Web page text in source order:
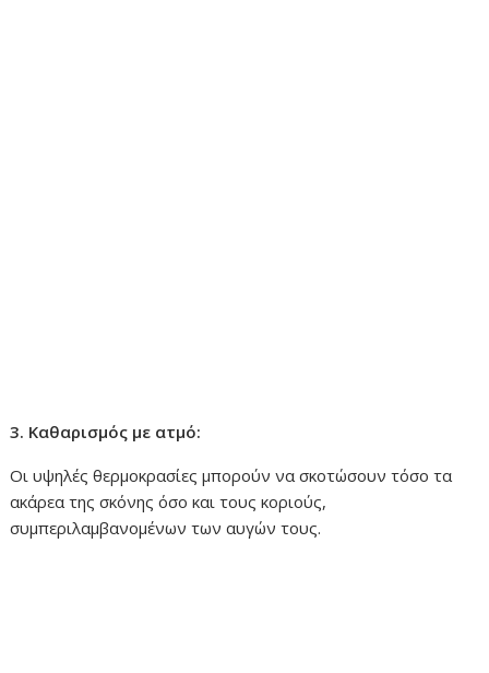
3. Καθαρισμός με ατμό:
Οι υψηλές θερμοκρασίες μπορούν να σκοτώσουν τόσο τα
ακάρεα της σκόνης όσο και τους κοριούς,
συμπεριλαμβανομένων των αυγών τους.